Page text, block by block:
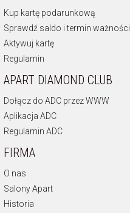
Kup kartę podarunkową
Sprawdź saldo i termin ważności
Aktywuj kartę
Regulamin
APART DIAMOND CLUB
Dołącz do ADC przez WWW
Aplikacja ADC
Regulamin ADC
FIRMA
O nas
Salony Apart
Historia